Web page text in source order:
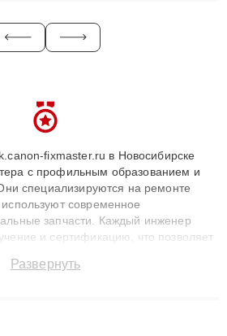
fixmaster.ru в Новосибирске
с профильным образованием и
специализируются на ремонте
современное
запчасти. Каждый инженер
и сертификацию, что позволяет
до 3 лет. Наши мастера
Развернуть